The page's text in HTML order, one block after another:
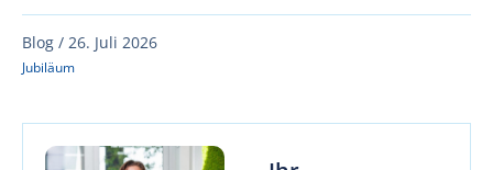
Blog / 26. Juli 2026
Jubiläum